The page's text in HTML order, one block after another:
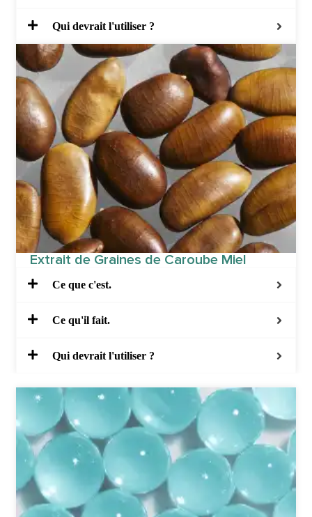
Qui devrait l'utiliser ?
Extrait de Graines de Caroube Miel
Ce que c'est.
Ce qu'il fait.
Qui devrait l'utiliser ?